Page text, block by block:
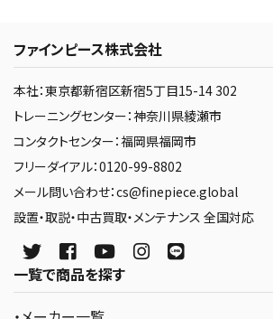
ファインピース株式会社
本社：東京都新宿区新宿5丁目15-14 302
トレーニングセンター：神奈川県綾瀬市
コンタクトセンター：福岡県福岡市
フリーダイアル：0120-99-8802
メール問い合わせ：cs@finepiece.global
設置・取説・中古買取・メンテナンス 全国対応
一覧で商品を探す